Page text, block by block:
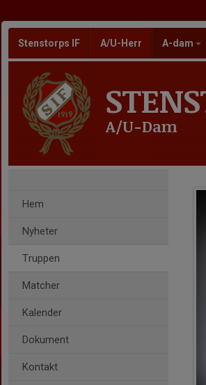
Stenstorps IF A/U-Herr A-dam
A/U-Dam
Hem
Nyheter
Truppen
Matcher
Kalender
Dokument
Kontakt